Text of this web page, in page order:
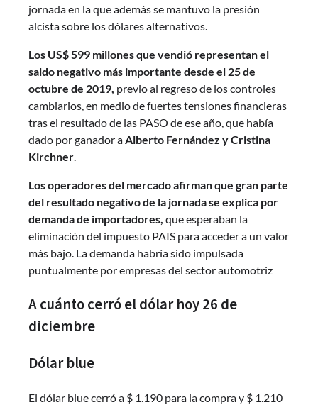
jornada en la que además se mantuvo la presión
alcista sobre los dólares alternativos.
Los US$ 599 millones que vendió representan el
saldo negativo más importante desde el 25 de
octubre de 2019, previo al regreso de los controles
cambiarios, en medio de fuertes tensiones financieras
tras el resultado de las PASO de ese año, que había
dado por ganador aAlberto Fernández y Cristina
Kirchner.
Los operadores del mercado afirman que gran parte
del resultado negativo de la jornada se explica por
demanda de importadores, que esperaban la
eliminación del impuesto PAIS para acceder a un valor
más bajo. La demanda habría sido impulsada
puntualmente por empresas del sector automotriz
A cuánto cerró el dólar hoy 26 de
diciembre
Dólar blue
El dólar blue cerró a $ 1.190 para la compra y $ 1.210